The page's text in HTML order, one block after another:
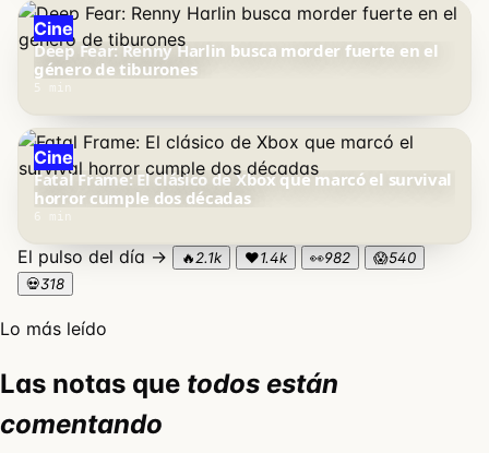
Cine
Deep Fear: Renny Harlin busca morder fuerte en el
género de tiburones
5 min
Cine
Fatal Frame: El clásico de Xbox que marcó el survival
horror cumple dos décadas
6 min
El pulso del día → 🔥2.1k ❤️1.4k 👀982 😱540
💀318
Lo más leído
Las notas que todos están
comentando